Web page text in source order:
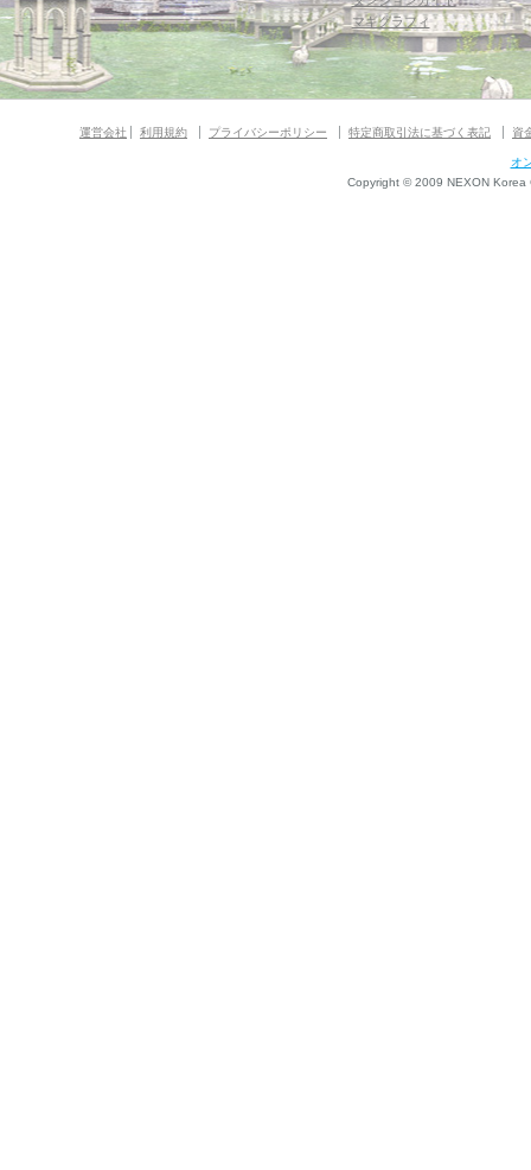
マギグラフィ
運営会社 利用規約 プライバシーポリシー 特定商取引法に基づく表記 資
オ
Copyright © 2009 NEXON Korea